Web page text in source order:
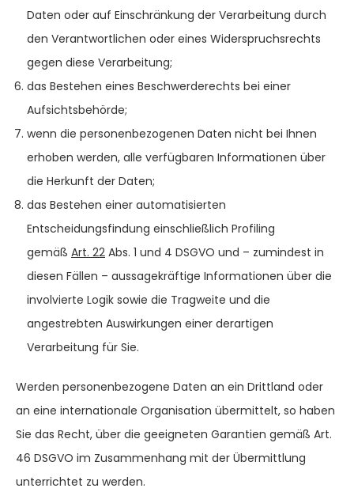
Daten oder auf Einschränkung der Verarbeitung durch
den Verantwortlichen oder eines Widerspruchsrechts
gegen diese Verarbeitung;
das Bestehen eines Beschwerderechts bei einer
Aufsichtsbehörde;
wenn die personenbezogenen Daten nicht bei Ihnen
erhoben werden, alle verfügbaren Informationen über
die Herkunft der Daten;
das Bestehen einer automatisierten
Entscheidungsfindung einschließlich Profiling
gemäß Art. 22 Abs. 1 und 4 DSGVO und – zumindest in
diesen Fällen – aussagekräftige Informationen über die
involvierte Logik sowie die Tragweite und die
angestrebten Auswirkungen einer derartigen
Verarbeitung für Sie.
Werden personenbezogene Daten an ein Drittland oder
an eine internationale Organisation übermittelt, so haben
Sie das Recht, über die geeigneten Garantien gemäß Art.
46 DSGVO im Zusammenhang mit der Übermittlung
unterrichtet zu werden.